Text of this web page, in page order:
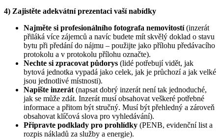
4) Zajistěte adekvátní prezentaci vaší nabídky
Najměte si profesionálního fotografa nemovitostí(inzerát
přiláká více zájemců a navíc budete mít skvělý doklad o stavu
bytu při předání do nájmu – použijte jako přílohu předávacího
protokolu a v protokolu přílohu označte).
Nechte si zpracovat půdorys (lidé potřebují vidět, jak
bytová jednotka vypadá jako celek, jak je průchozí a jak velké
jsou jednotlivé místnosti).
Napište inzerát (napsat dobrý inzerát není tak jednoduché,
jak se může zdát. Inzerát musí obsahovat veškeré potřebné
informace a přitom být stručný. Musí být přehledný a zároveň
obsahovat klíčová slova pro vyhledávání).
Připravte podklady pro prohlídky (PENB, evidenční list a
rozpis nákladů za služby a energie).